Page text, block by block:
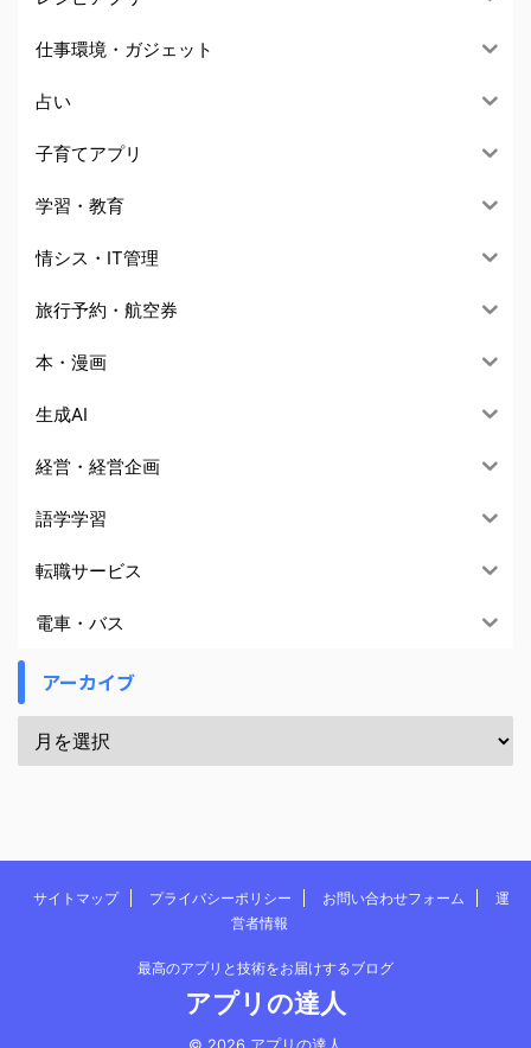
仕事環境・ガジェット
占い
子育てアプリ
学習・教育
情シス・IT管理
旅行予約・航空券
本・漫画
生成AI
経営・経営企画
語学学習
転職サービス
電車・バス
アーカイブ
サイトマップ プライバシーポリシー お問い合わせフォーム
運
営者情報
最高のアプリと技術をお届けするブログ
アプリの達人